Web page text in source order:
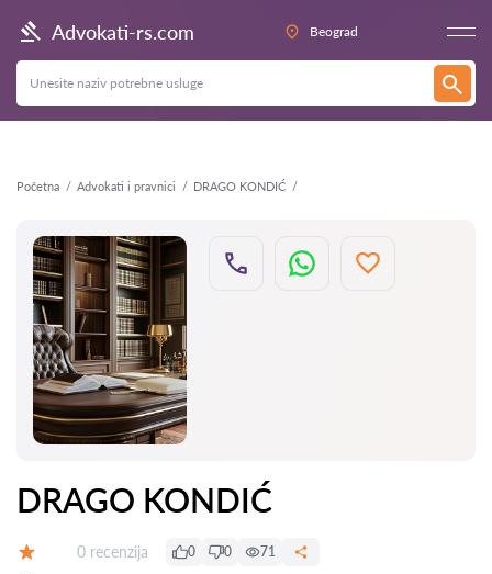
Advokati-rs.com Beograd
Početna Advokati i pravnici DRAGO KONDIĆ
Nazad
DRAGO KONDIĆ
Recenzija:
0 recenzija 0 0 71